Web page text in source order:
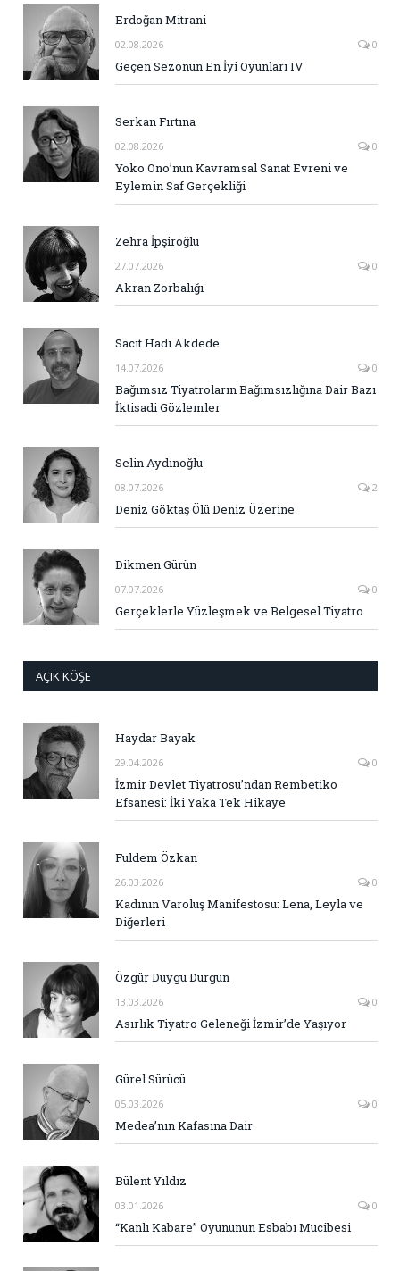
Erdoğan Mitrani
02.08.2026 0
Geçen Sezonun En İyi Oyunları IV
Serkan Fırtına
02.08.2026 0
Yoko Ono’nun Kavramsal Sanat Evreni ve
Eylemin Saf Gerçekliği
Zehra İpşiroğlu
27.07.2026 0
Akran Zorbalığı
Sacit Hadi Akdede
14.07.2026 0
Bağımsız Tiyatroların Bağımsızlığına Dair Bazı
İktisadi Gözlemler
Selin Aydınoğlu
08.07.2026 2
Deniz Göktaş Ölü Deniz Üzerine
Dikmen Gürün
07.07.2026 0
Gerçeklerle Yüzleşmek ve Belgesel Tiyatro
AÇIK KÖŞE
Haydar Bayak
29.04.2026 0
İzmir Devlet Tiyatrosu’ndan Rembetiko
Efsanesi: İki Yaka Tek Hikaye
Fuldem Özkan
26.03.2026 0
Kadının Varoluş Manifestosu: Lena, Leyla ve
Diğerleri
Özgür Duygu Durgun
13.03.2026 0
Asırlık Tiyatro Geleneği İzmir’de Yaşıyor
Gürel Sürücü
05.03.2026 0
Medea’nın Kafasına Dair
Bülent Yıldız
03.01.2026 0
“Kanlı Kabare” Oyununun Esbabı Mucibesi